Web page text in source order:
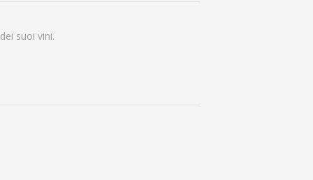
suoi vini.